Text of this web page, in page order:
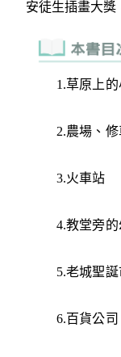
1.草原上
2.農場、
3.火車站
4.教堂旁
5.老城聖
6.百貨公司